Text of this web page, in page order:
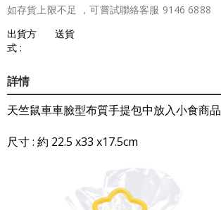
如存貨上限不足 ，可嘗試聯絡客服 9146 6888
出貨方
式 :
送貨
詳情
天竺鼠車車臉型布質手提包中放入小食商品
尺寸 : 約 22.5 x33 x17.5cm